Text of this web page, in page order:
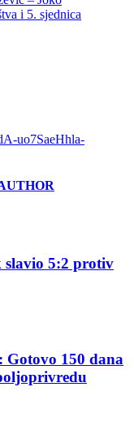
i 5. sjednica
uo7SaeHhla-
5:2 protiv
Gotovo 150 dana